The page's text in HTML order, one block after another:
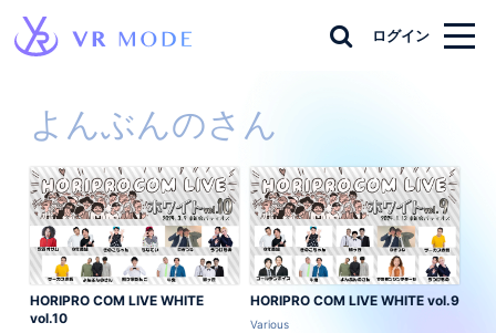
ログイン
よんぶんのさん
HORIPRO COM LIVE WHITE
vol.10
HORIPRO COM LIVE WHITE vol.9
Various